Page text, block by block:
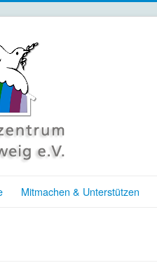
Mitmachen & Unterstützen